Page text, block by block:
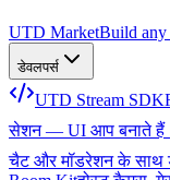
UTD MarketBuild any
डेवलपर्स
UTD Stream SDK
सेशन — UI आप बनाते
चैट और मॉडरेशन के साथ